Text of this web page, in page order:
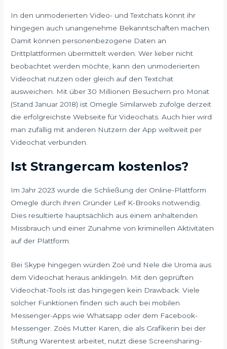
In den unmoderierten Video- und Textchats könnt ihr
hingegen auch unangenehme Bekanntschaften machen.
Damit können personenbezogene Daten an
Drittplattformen übermittelt werden. Wer lieber nicht
beobachtet werden möchte, kann den unmoderierten
Videochat nutzen oder gleich auf den Textchat
ausweichen. Mit über 30 Millionen Besuchern pro Monat
(Stand Januar 2018) ist Omegle Similarweb zufolge derzeit
die erfolgreichste Webseite für Videochats. Auch hier wird
man zufällig mit anderen Nutzern der App weltweit per
Videochat verbunden.
Ist Strangercam kostenlos?
Im Jahr 2023 wurde die Schließung der Online-Plattform
Omegle durch ihren Gründer Leif K-Brooks notwendig.
Dies resultierte hauptsächlich aus einem anhaltenden
Missbrauch und einer Zunahme von kriminellen Aktivitäten
auf der Plattform.
Bei Skype hingegen würden Zoė und Nele die Uroma aus
dem Video­chat heraus anklingeln. Mit den geprüften
Video­chat-Tools ist das hingegen kein Drawback. Viele
solcher Funk­tionen finden sich auch bei mobilen
Messenger-Apps wie Whats­app oder dem Facebook-
Messenger. Zoės Mutter Karen, die als Grafikerin bei der
Stiftung Warentest arbeitet, nutzt diese Screens­haring-